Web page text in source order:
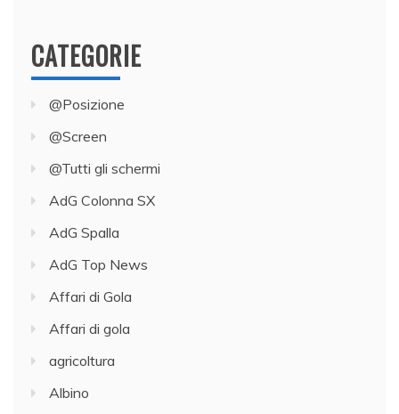
CATEGORIE
@Posizione
@Screen
@Tutti gli schermi
AdG Colonna SX
AdG Spalla
AdG Top News
Affari di Gola
Affari di gola
agricoltura
Albino